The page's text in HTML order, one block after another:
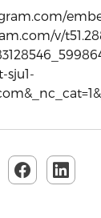
v/
sju1-